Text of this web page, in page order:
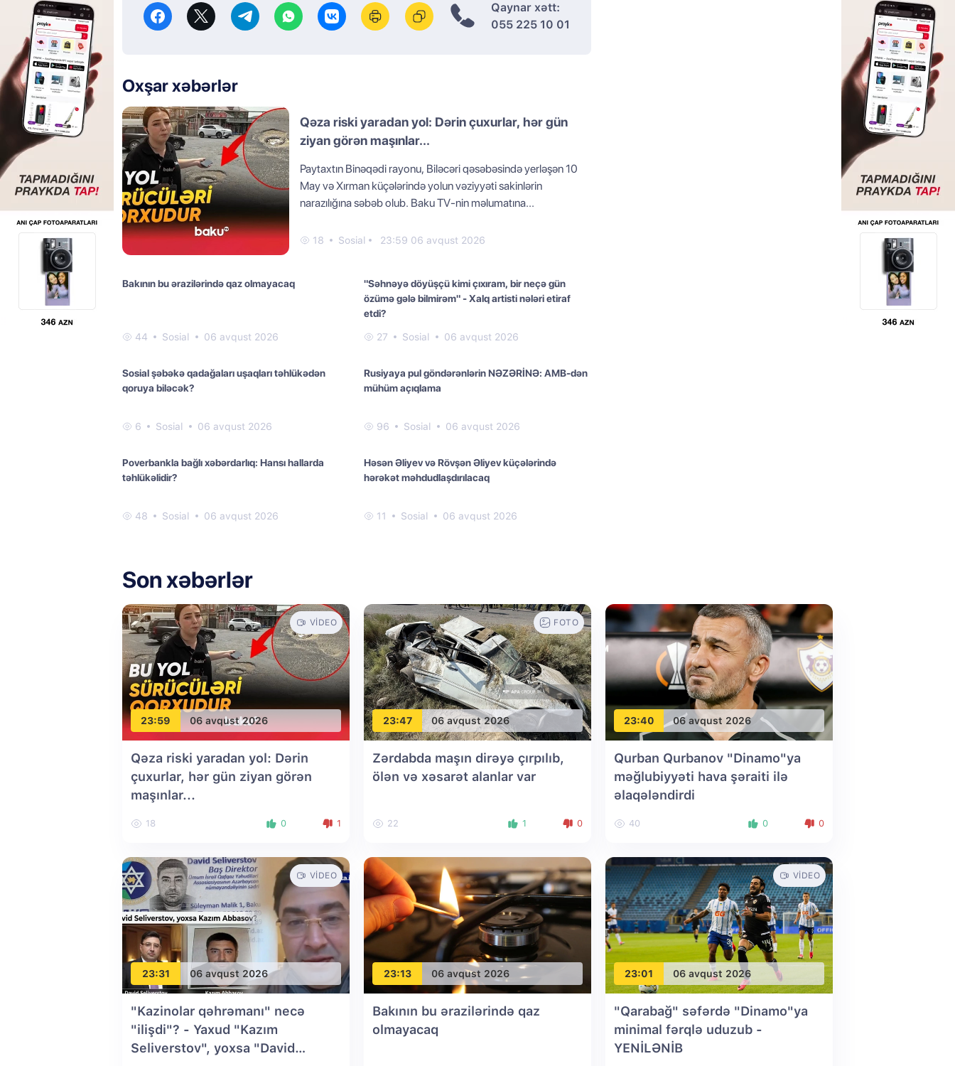
Qaynar xətt:
055 225 10 01
Oxşar xəbərlər
Qəza riski yaradan yol: Dərin çuxurlar, hər gün
ziyan görən maşınlar...
Paytaxtın Binəqədi rayonu, Biləcəri qəsəbəsində yerləşən 10
May və Xırman küçələrində yolun vəziyyəti sakinlərin
narazılığına səbəb olub. Baku TV-nin məlumatına...
18 Sosial 23:59 06 avqust 2026
Bakının bu ərazilərində qaz olmayacaq
44 Sosial 06 avqust 2026
"Səhnəyə döyüşçü kimi çıxıram, bir neçə gün
özümə gələ bilmirəm" - Xalq artisti nələri etiraf
etdi?
27 Sosial 06 avqust 2026
Sosial şəbəkə qadağaları uşaqları təhlükədən
qoruya biləcək?
6 Sosial 06 avqust 2026
Rusiyaya pul göndərənlərin NƏZƏRİNƏ: AMB-dən
mühüm açıqlama
96 Sosial 06 avqust 2026
Poverbankla bağlı xəbərdarlıq: Hansı hallarda
təhlükəlidir?
48 Sosial 06 avqust 2026
Həsən Əliyev və Rövşən Əliyev küçələrində
hərəkət məhdudlaşdırılacaq
11 Sosial 06 avqust 2026
Son xəbərlər
23:59 06 avqust 2026
VIDEO
Qəza riski yaradan yol: Dərin
çuxurlar, hər gün ziyan görən
maşınlar...
18 0 1
23:47 06 avqust 2026
FOTO
Zərdabda maşın dirəyə çırpılıb,
ölən və xəsarət alanlar var
22 1 0
23:40 06 avqust 2026
Qurban Qurbanov "Dinamo"ya
məğlubiyyəti hava şəraiti ilə
əlaqələndirdi
40 0 0
23:31 06 avqust 2026
VIDEO
"Kazinolar qəhrəmanı" necə
"ilişdi"? - Yaxud "Kazım
Seliverstov", yoxsa "David
23:13 06 avqust 2026
Bakının bu ərazilərində qaz
olmayacaq
23:01 06 avqust 2026
VIDEO
"Qarabağ" səfərdə "Dinamo"ya
minimal fərqlə uduzub -
YENİLƏNİB